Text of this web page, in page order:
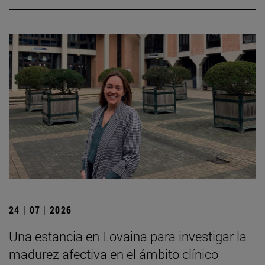
24 | 07 | 2026
Una estancia en Lovaina para investigar la
madurez afectiva en el ámbito clínico